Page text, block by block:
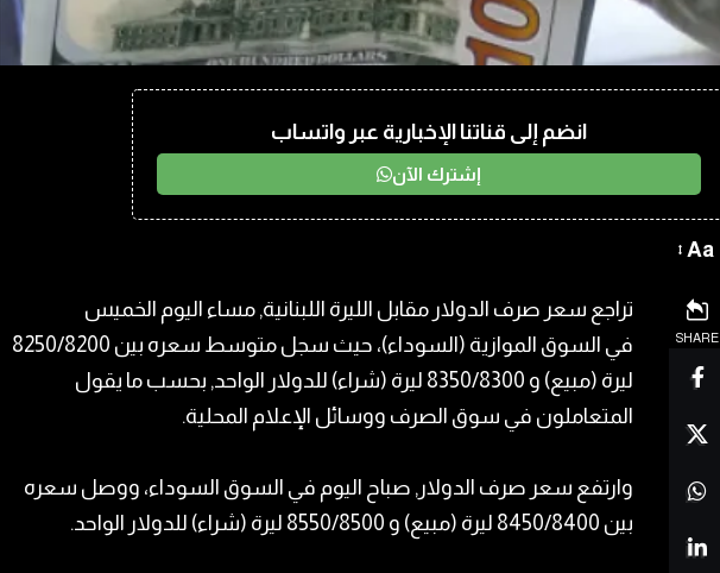
انضم إلى قناتنا الإخبارية عبر واتساب
إشترك الآن
Aa
SHARE
تراجع سعر صرف الدولار مقابل الليرة اللبنانية, مساء اليوم الخميس
في السوق الموازية (السوداء)
، حيث سجل متوسط سعره بين 8250/8200
ليرة (مبيع) و 8350/8300 ليرة (شراء) للدولار الواحد, بحسب ما يقول
المتعاملون في سوق الصرف ووسائل الإعلام المحلية.
وارتفع سعر صرف الدولار, صباح اليوم في السوق السوداء، ووصل سعره
بين 8450/8400 ليرة (مبيع) و 8550/8500 ليرة (شراء) للدولار الواحد.